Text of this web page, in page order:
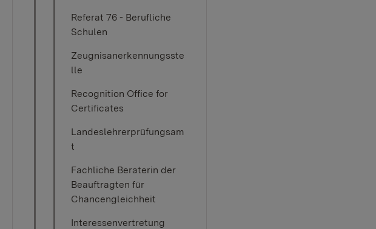
Referat 76 - Berufliche
Schulen
Zeugnisanerkennungsste
lle
Recognition Office for
Certificates
Landeslehrerprüfungsam
t
Fachliche Beraterin der
Beauftragten für
Chancengleichheit
Interessenvertretung